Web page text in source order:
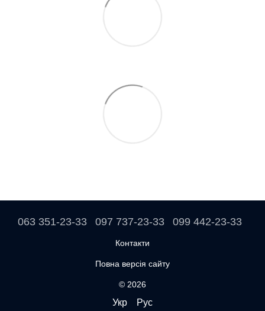
063 351-23-33 097 737-23-33 099 442-23-33
Контакти
Повна версія сайту
© 2026
Укр Рус